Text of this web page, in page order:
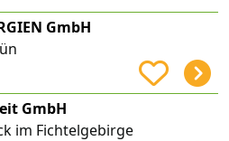
GmbH
GmbH
im Fichtelgebirge